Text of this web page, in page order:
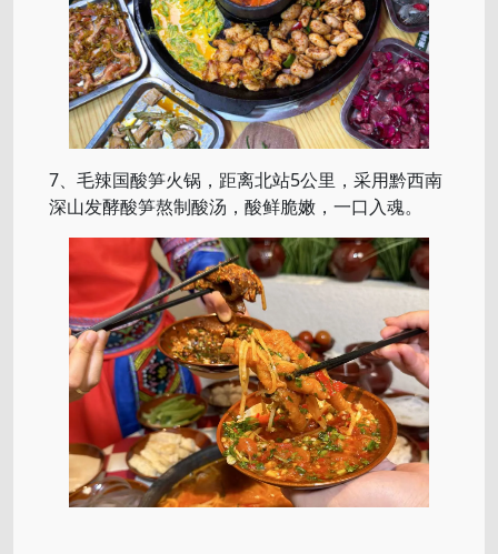
7、毛辣国酸笋火锅，距离北站5公里，采用黔西南
深山发酵酸笋熬制酸汤，酸鲜脆嫩，一口入魂。